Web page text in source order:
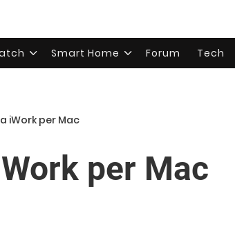
Smart Home Forum Tech
iWork per Mac
per Mac